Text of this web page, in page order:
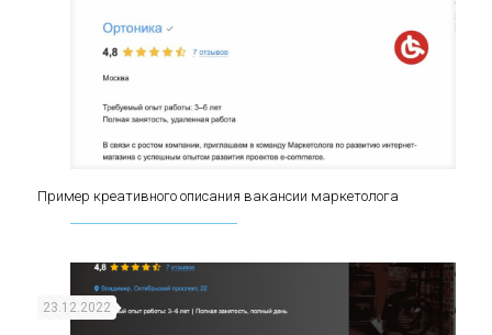
Пример креативного описания вакансии
маркетолога
Пример креативного описания вакансии маркетолога
23.12.2022